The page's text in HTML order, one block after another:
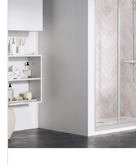
Полотенцесушители
Гидромассаж для ванны
Душевые каналы
Умывальники